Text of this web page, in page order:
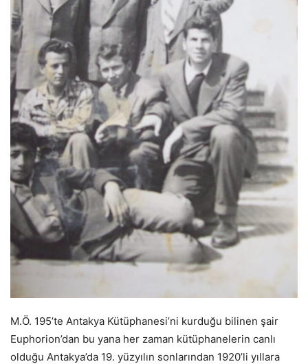
M.Ö. 195’te Antakya Kütüphanesi’ni kurduğu bilinen şair
Euphorion’dan bu yana her zaman kütüphanelerin canlı
olduğu Antakya’da 19. yüzyılın sonlarından 1920’li yıllara